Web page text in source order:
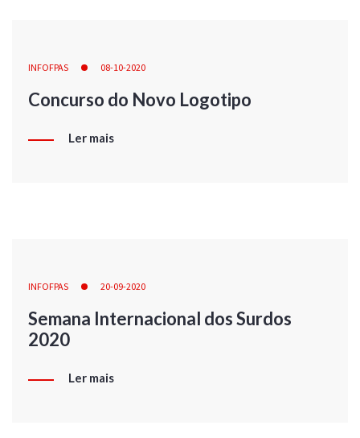
INFOFPAS 08-10-2020
Concurso do Novo Logotipo
Ler mais
INFOFPAS 20-09-2020
Semana Internacional dos Surdos
2020
Ler mais